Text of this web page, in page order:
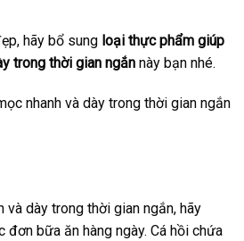
hãy bổ sung loại thực phẩm giúp
trong thời gian ngắnnày bạn nhé.
và dày trong thời gian ngắn, hãy
đơn bữa ăn hàng ngày. Cá hồi chứa